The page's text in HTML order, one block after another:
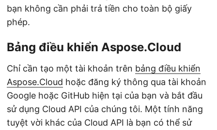
bạn không cần phải trả tiền cho toàn bộ giấy
phép.
Bảng điều khiển Aspose.Cloud
Chỉ cần tạo một tài khoản trên bảng điều khiển
Aspose.Cloud hoặc đăng ký thông qua tài khoản
Google hoặc GitHub hiện tại của bạn và bắt đầu
sử dụng Cloud API của chúng tôi. Một tính năng
tuyệt vời khác của Cloud API là bạn có thể sử